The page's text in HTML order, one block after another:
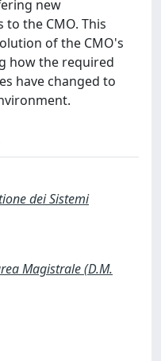
new
the CMO. This
of the CMO's
how the required
have changed to
dei Sistemi
Magistrale (D.M.